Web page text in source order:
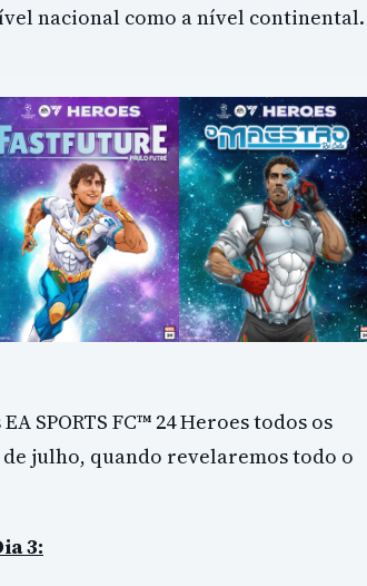
nacional como a nível continental.
SPORTS FC™ 24 Heroes todos os
julho, quando revelaremos todo o
3: